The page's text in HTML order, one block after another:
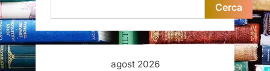
Cerca
agost 2026